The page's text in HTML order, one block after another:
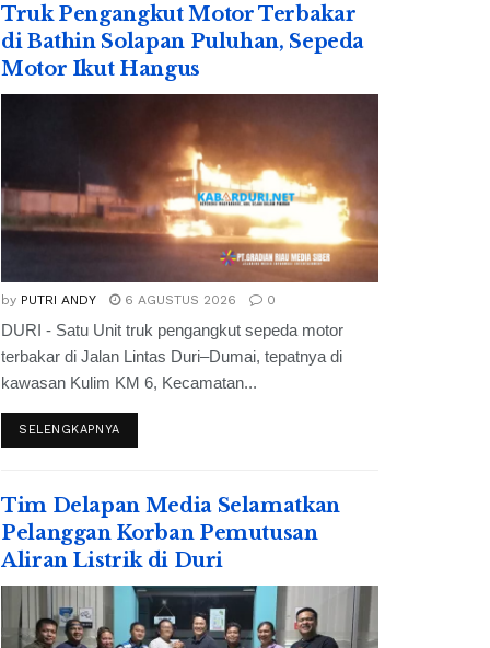
Truk Pengangkut Motor Terbakar
di Bathin Solapan Puluhan, Sepeda
Motor Ikut Hangus
by PUTRI ANDY 6 AGUSTUS 2026 0
DURI - Satu Unit truk pengangkut sepeda motor
terbakar di Jalan Lintas Duri–Dumai, tepatnya di
kawasan Kulim KM 6, Kecamatan...
SELENGKAPNYA
Tim Delapan Media Selamatkan
Pelanggan Korban Pemutusan
Aliran Listrik di Duri